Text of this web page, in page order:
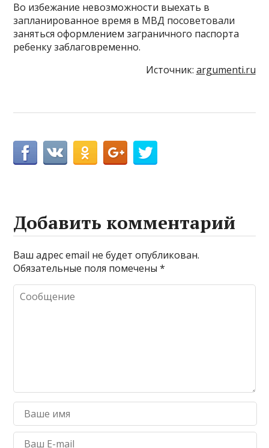
Во избежание невозможности выехать в
запланированное время в МВД посоветовали
заняться оформлением заграничного паспорта
ребенку заблаговременно.
Источник: argumenti.ru
Добавить комментарий
Ваш адрес email не будет опубликован.
Обязательные поля помечены*